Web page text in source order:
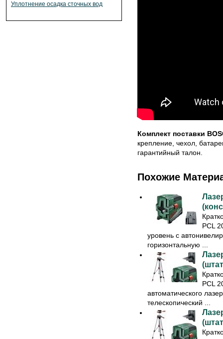
Уплотнение осадка сточных вод
Комплект поставки
крепление, чехол,
гарантийный талон.
Похожие
PCL
уровень с
горизонтальную ...
PCL
автоматического
телескопический ...